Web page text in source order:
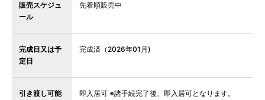
販売スケジュ
ール
先着順販売中
完成日又は予
定日
完成済（2026年01月)
引き渡し可能
即入居可 ※諸手続完了後、即入居可となります。